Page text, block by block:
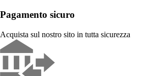
Pagamento sicuro
Acquista sul nostro sito in tutta sicurezza